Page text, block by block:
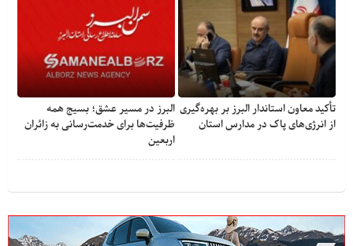
تأکید معاون استاندار البرز بر بهره‌گیری
از انرژی‌های پاک در مدارس استان
البرز در مسیر عشق؛ بسیج همه
ظرفیت‌ها برای خدمت‌رسانی به زائران
اربعین